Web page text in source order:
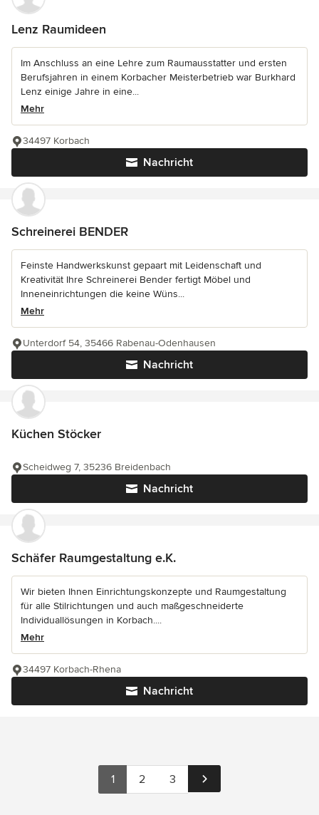
Lenz Raumideen
Im Anschluss an eine Lehre zum Raumausstatter und ersten
Berufsjahren in einem Korbacher Meisterbetrieb war Burkhard
Lenz einige Jahre in eine...
Mehr
Nachricht
34497 Korbach
Schreinerei BENDER
Feinste Handwerkskunst gepaart mit Leidenschaft und
Kreativität Ihre Schreinerei Bender fertigt Möbel und
Inneneinrichtungen die keine Wüns...
Mehr
Nachricht
Unterdorf 54, 35466 Rabenau-Odenhausen
Küchen Stöcker
Nachricht
Scheidweg 7, 35236 Breidenbach
Schäfer Raumgestaltung e.K.
Wir bieten Ihnen Einrichtungskonzepte und Raumgestaltung
für alle Stilrichtungen und auch maßgeschneiderte
Individuallösungen in Korbach....
Mehr
Nachricht
34497 Korbach-Rhena
1 2 3